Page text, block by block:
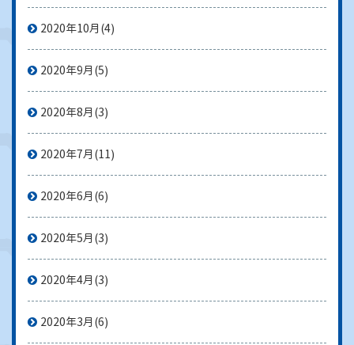
2020年10月 (4)
2020年9月 (5)
2020年8月 (3)
2020年7月 (11)
2020年6月 (6)
2020年5月 (3)
2020年4月 (3)
2020年3月 (6)